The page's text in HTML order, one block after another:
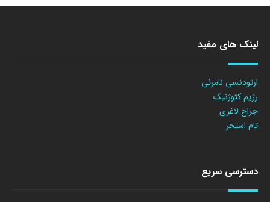
لینک های مفید
ارتودنسی نامرئی
رژیم کتوژنیک
جراح لاغری
تام استخر
دسترسی سریع